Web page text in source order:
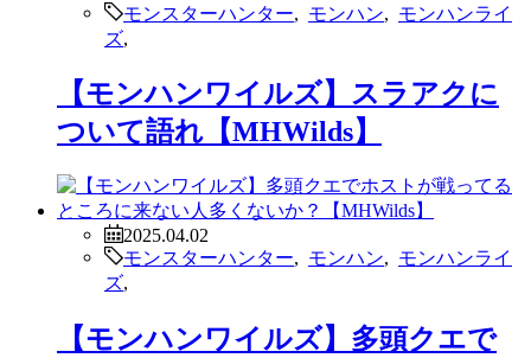
モンスターハンター
モンハン
モンハンライ
ズ
【モンハンワイルズ】スラアクに
ついて語れ【MHWilds】
2025.04.02
モンスターハンター
モンハン
モンハンライ
ズ
【モンハンワイルズ】多頭クエで